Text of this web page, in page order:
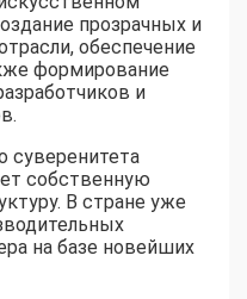
прозрачных и
обеспечение
формирование
и
суверенитета
собственную
В стране уже
на базе новейших